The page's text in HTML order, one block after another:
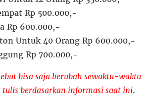
Rp 500.000,-
Rp 600.000,-
Untuk 40 Orang Rp 600.000,-
Rp 700.000,-
bisa saja berubah sewaktu-waktu
tulis berdasarkan informasi saat ini.